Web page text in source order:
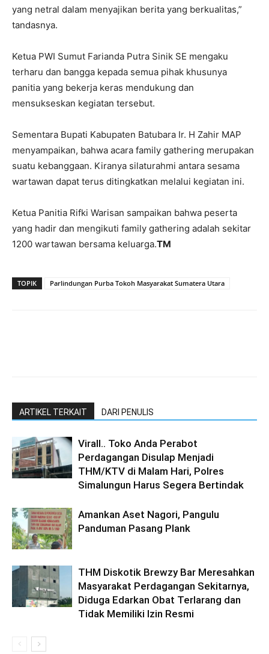
yang netral dalam menyajikan berita yang berkualitas,”
tandasnya.
Ketua PWI Sumut Farianda Putra Sinik SE mengaku
terharu dan bangga kepada semua pihak khusunya
panitia yang bekerja keras mendukung dan
mensukseskan kegiatan tersebut.
Sementara Bupati Kabupaten Batubara Ir. H Zahir MAP
menyampaikan, bahwa acara family gathering merupakan
suatu kebanggaan. Kiranya silaturahmi antara sesama
wartawan dapat terus ditingkatkan melalui kegiatan ini.
Ketua Panitia Rifki Warisan sampaikan bahwa peserta
yang hadir dan mengikuti family gathering adalah sekitar
1200 wartawan bersama keluarga.TM
TOPIK Parlindungan Purba Tokoh Masyarakat Sumatera Utara
ARTIKEL TERKAIT DARI PENULIS
Virall.. Toko Anda Perabot
Perdagangan Disulap Menjadi
THM/KTV di Malam Hari, Polres
Simalungun Harus Segera Bertindak
Amankan Aset Nagori, Pangulu
Panduman Pasang Plank
THM Diskotik Brewzy Bar Meresahkan
Masyarakat Perdagangan Sekitarnya,
Diduga Edarkan Obat Terlarang dan
Tidak Memiliki Izin Resmi